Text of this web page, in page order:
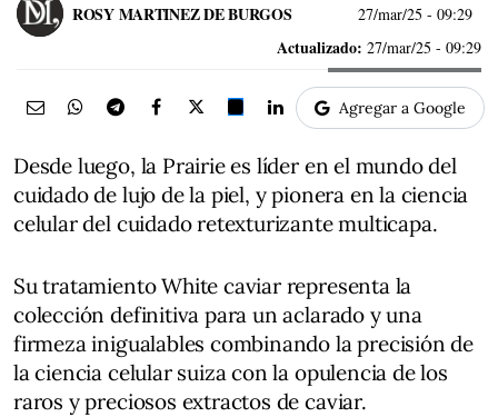
ROSY MARTINEZ DE BURGOS 27/mar/25 - 09:29
Actualizado: 27/mar/25 - 09:29
Agregar a Google
Desde luego, la Prairie es líder en el mundo del
cuidado de lujo de la piel, y pionera en la ciencia
celular del cuidado retexturizante multicapa.
Su tratamiento White caviar representa la
colección definitiva para un aclarado y una
firmeza inigualables combinando la precisión de
la ciencia celular suiza con la opulencia de los
raros y preciosos extractos de caviar.